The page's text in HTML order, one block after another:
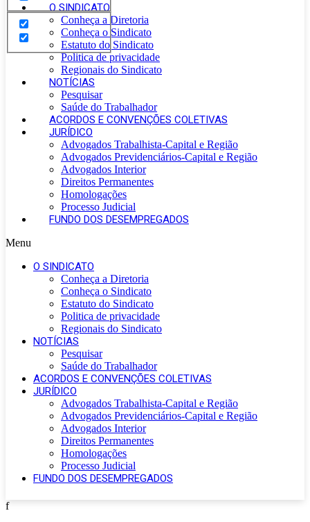
O SINDICATO
Conheça a Diretoria
Conheça o Sindicato
Estatuto do Sindicato
Politica de privacidade
Regionais do Sindicato
NOTÍCIAS
Pesquisar
Saúde do Trabalhador
ACORDOS E CONVENÇÕES COLETIVAS
JURÍDICO
Advogados Trabalhista-Capital e Região
Advogados Previdenciários-Capital e Região
Advogados Interior
Direitos Permanentes
Homologações
Processo Judicial
FUNDO DOS DESEMPREGADOS
Menu
O SINDICATO
Conheça a Diretoria
Conheça o Sindicato
Estatuto do Sindicato
Politica de privacidade
Regionais do Sindicato
NOTÍCIAS
Pesquisar
Saúde do Trabalhador
ACORDOS E CONVENÇÕES COLETIVAS
JURÍDICO
Advogados Trabalhista-Capital e Região
Advogados Previdenciários-Capital e Região
Advogados Interior
Direitos Permanentes
Homologações
Processo Judicial
FUNDO DOS DESEMPREGADOS
f